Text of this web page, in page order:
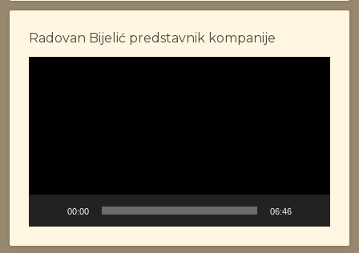
Radovan Bijelić predstavnik kompanije
00:00 06:46